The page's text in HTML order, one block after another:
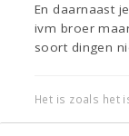
En daarnaast
ivm broer
soort dingen
Het is zoals het